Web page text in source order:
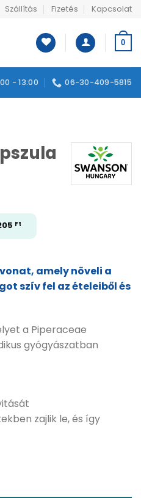
Szállítás Fizetés Kapcsolat
0
- 13:00 06-30-409-5815
Ft
amely növeli a
szív fel az ételeiből és
a Piperaceae
gyógyászatban
zajlik le, és így